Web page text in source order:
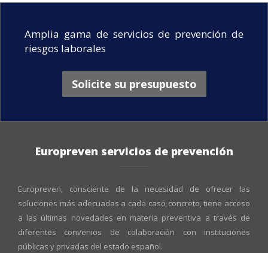
Amplia gama de servicios de prevención de
riesgos laborales
Solicite su presupuesto
Europreven servicios de prevención
Europreven, consciente de la necesidad de ofrecer las
soluciones más adecuadas a cada caso concreto, tiene acceso
a las últimas novedades en materia preventiva a través de
diferentes convenios de colaboración con instituciones
públicas y privadas del estado español.